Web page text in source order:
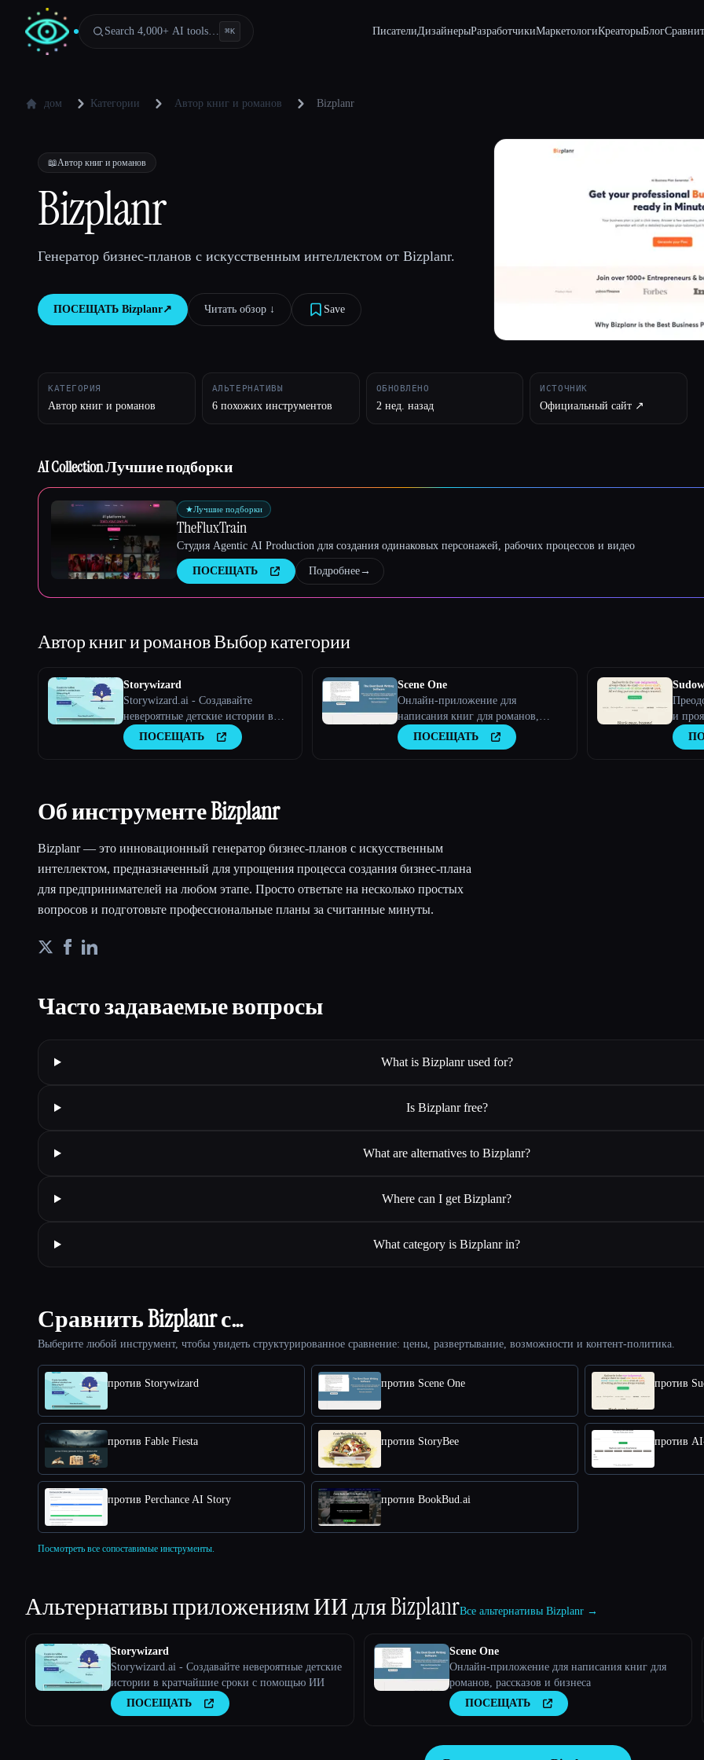
Search 4,000+ AI tools… ⌘K ПисателиДизайнерыРазработчикиМаркетологиКреаторыБлог
дом Категории Автор книг и романов Bizplanr
📖Автор книг и романов
Bizplanr
Генератор бизнес-планов с искусственным интеллектом от Bizplanr.
ПОСЕЩАТЬ Bizplanr↗︎ Читать обзор ↓︎ Save
КАТЕГОРИЯ
Автор книг и романов
АЛЬТЕРНАТИВЫ
6 похожих инструментов
ОБНОВЛЕНО
2 нед. назад
ИСТОЧНИК
Официальный сайт ↗︎
AI Collection Лучшие подборки
★Лучшие подборки
TheFluxTrain
Студия Agentic AI Production для создания одинаковых персонажей, рабочих процессов и видео
ПОСЕЩАТЬ Подробнее→
Автор книг и романовВыбор категории
Storywizard
Storywizard.ai - Создавайте
невероятные детские истории в
кратчайшие сроки с помощью ИИ
ПОСЕЩАТЬ
Scene One
Онлайн-приложение для
написания книг для романов,
рассказов и бизнеса
ПОСЕЩАТЬ
и
Об инструменте Bizplanr
Bizplanr — это инновационный генератор бизнес-планов с искусственным
интеллектом, предназначенный для упрощения процесса создания бизнес-плана
для предпринимателей на любом этапе. Просто ответьте на несколько простых
вопросов и подготовьте профессиональные планы за считанные минуты.
Часто задаваемые вопросы
What is Bizplanr used for?
Is Bizplanr free?
What are alternatives to Bizplanr?
Where can I get Bizplanr?
What category is Bizplanr in?
Сравнить Bizplanr с…
Выберите любой инструмент, чтобы увидеть структурированное сравнение: цены, развертывание, возможности и контент-политика.
против Storywizard против Scene One против
против Fable Fiesta против StoryBee против
против Perchance AI Story против BookBud.ai
Посмотреть все сопоставимые инструменты.
Альтернативы приложениям ИИ дляBizplanrВсе альтернативы Bizplanr →
Storywizard
Storywizard.ai - Создавайте невероятные детские
истории в кратчайшие сроки с помощью ИИ
ПОСЕЩАТЬ
Scene One
Онлайн-приложение для написания книг для
романов, рассказов и бизнеса
ПОСЕЩАТЬ